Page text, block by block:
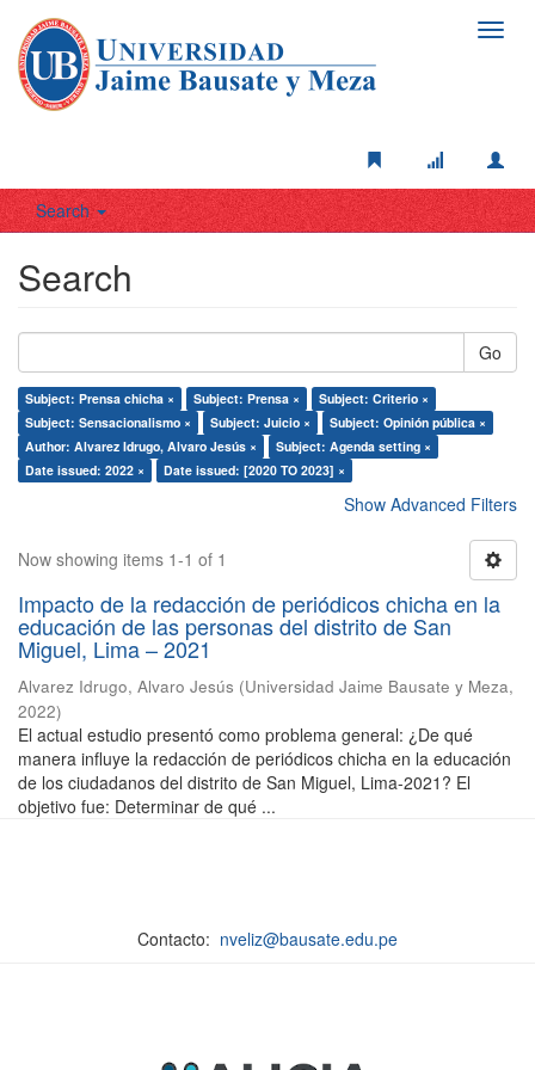
Search
Search
Go
Subject: Prensa chicha × Subject: Prensa ×
Subject: Criterio ×
Subject: Sensacionalismo ×
Subject: Juicio ×
Subject: Opinión pública ×
Author: Alvarez Idrugo, Alvaro Jesús ×
Subject: Agenda setting ×
Date issued: 2022 ×
Date issued: [2020 TO 2023] ×
Show Advanced Filters
Now showing items 1-1 of 1
Impacto de la redacción de periódicos chicha en la
educación de las personas del distrito de San
Miguel, Lima – 2021
Alvarez Idrugo, Alvaro Jesús (Universidad Jaime Bausate y Meza,
2022)
El actual estudio presentó como problema general: ¿De qué
manera influye la redacción de periódicos chicha en la educación
de los ciudadanos del distrito de San Miguel, Lima-2021? El
objetivo fue: Determinar de qué ...
Contacto: nveliz@bausate.edu.pe